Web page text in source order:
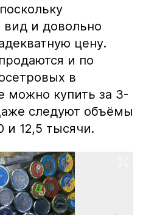
вид и довольно
цену.
и по
в
можно купить за 3-
следуют объёмы
и 12,5 тысячи.